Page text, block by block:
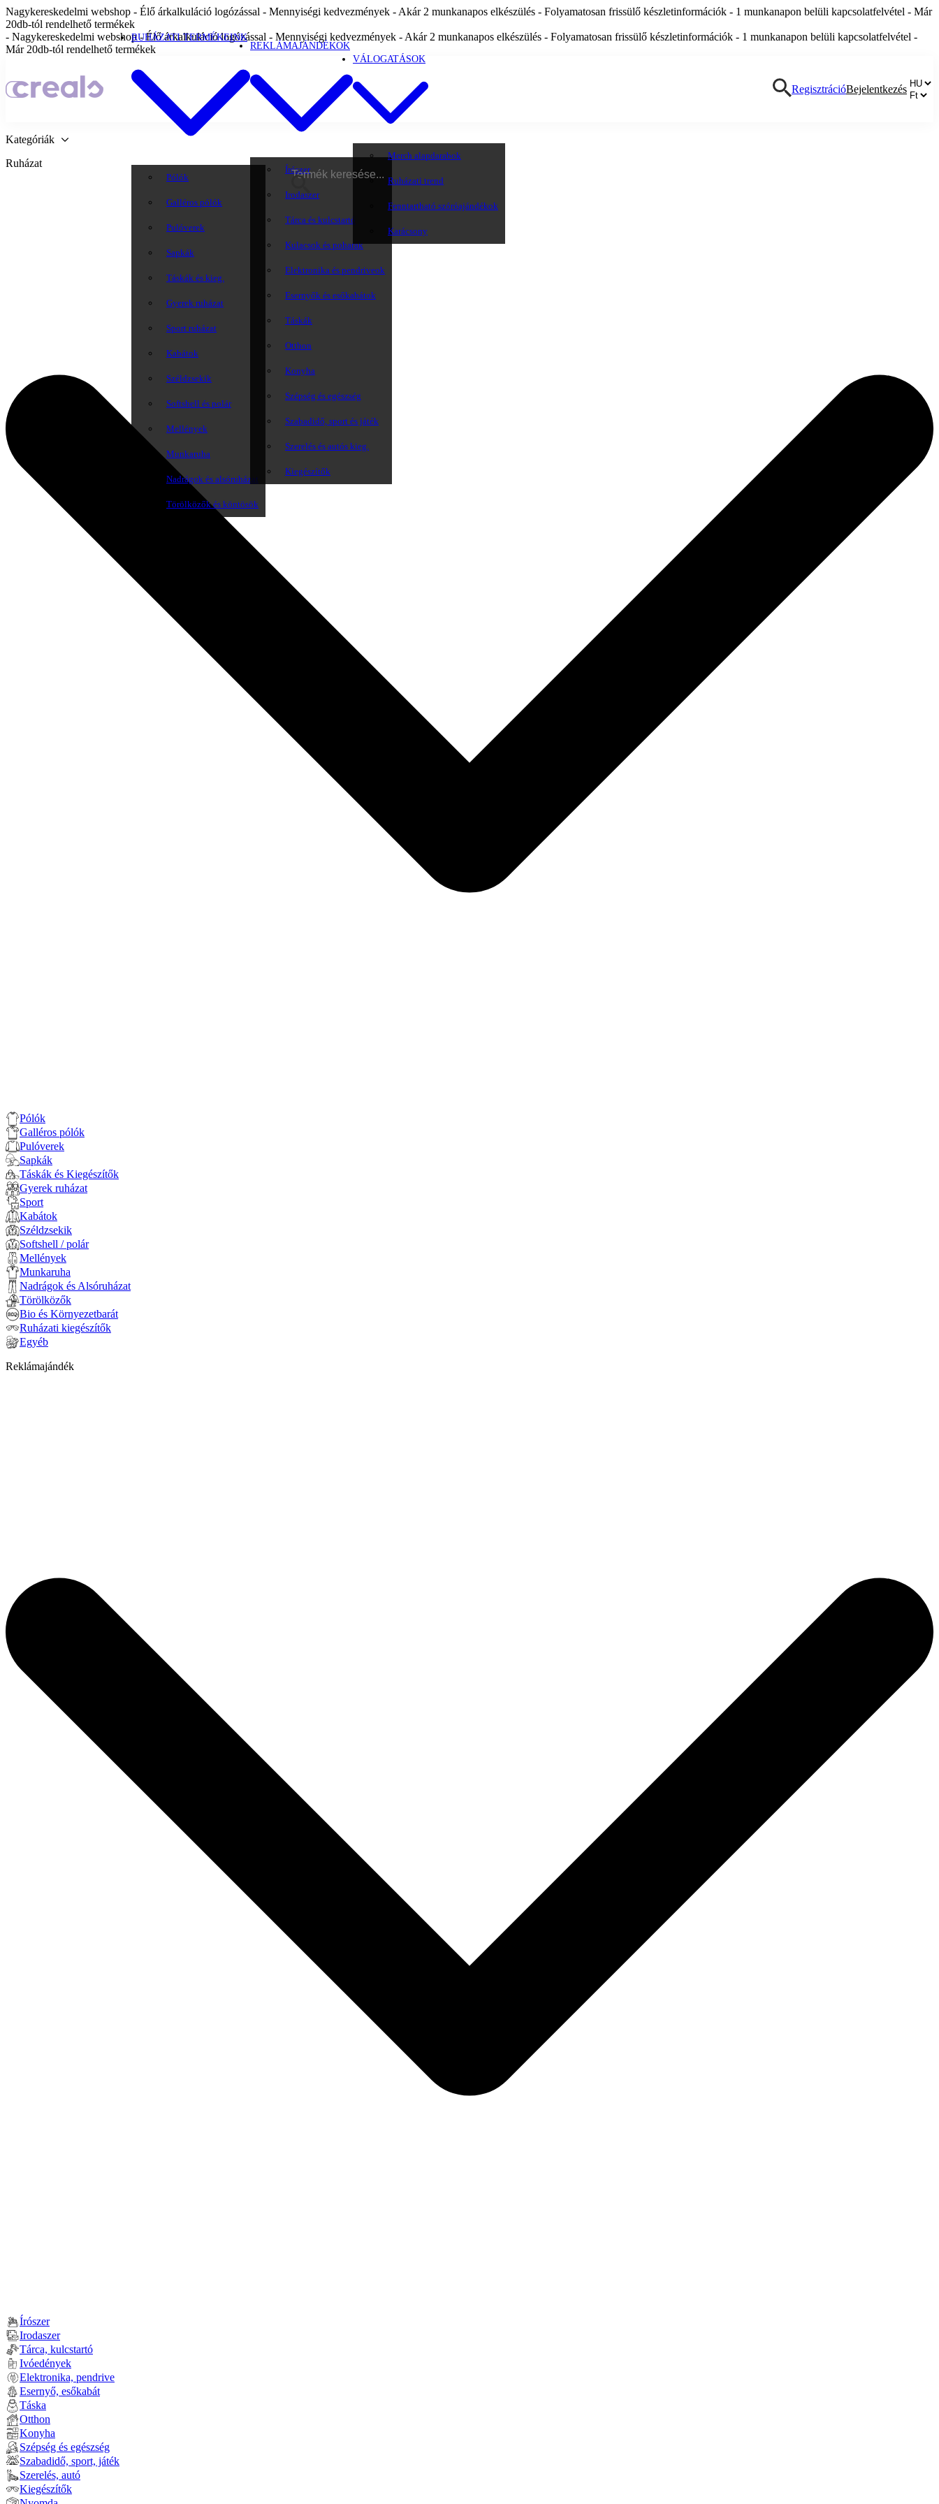
Nagykereskedelmi webshop - Élő árkalkuláció logózással - Mennyiségi kedvezmények - Akár 2 munkanapos elkészülés - Folyamatosan frissülő készletinformációk - 1 munkanapon belüli kapcsolatfelvétel - Már
20db-tól rendelhető termékek
- Nagykereskedelmi webshop - Élő árkalkuláció logózással - Mennyiségi kedvezmények - Akár 2 munkanapos elkészülés - Folyamatosan frissülő készletinformációk - 1 munkanapon belüli kapcsolatfelvétel -
Már 20db-tól rendelhető termékek
RUHÁZATI TERMÉKEINK
Pólók
Galléros pólók
Pulóverek
Sapkák
Táskák és kieg.
Gyerek ruházat
Sport ruházat
Kabátok
Széldzsekik
Softshell és polár
Mellények
Munkaruha
Nadrágok és alsóruházat
Törölközők és köntösök
REKLÁMAJÁNDÉKOK
Írószer
Irodaszer
Tárca és kulcstartó
Kulacsok és poharak
Elektronika és pendriveok
Esernyők és esőkabátok
Táskák
Otthon
Konyha
Szépség és egészség
Szabadidő, sport és játék
Szerelés és autós kieg.
Kiegészítők
VÁLOGATÁSOK
Merch alapdarabok
Ruházati trend
Fenntartható szóróajándékok
Karácsony
RegisztrációBejelentkezés
Kategóriák
Ruházat
Pólók
Galléros pólók
Pulóverek
Sapkák
Táskák és Kiegészítők
Gyerek ruházat
Sport
Kabátok
Széldzsekik
Softshell / polár
Mellények
Munkaruha
Nadrágok és Alsóruházat
Törölközők
Bio és Környezetbarát
Ruházati kiegészítők
Egyéb
Reklámajándék
Írószer
Irodaszer
Tárca, kulcstartó
Ivóedények
Elektronika, pendrive
Esernyő, esőkabát
Táska
Otthon
Konyha
Szépség és egészség
Szabadidő, sport, játék
Szerelés, autó
Kiegészítők